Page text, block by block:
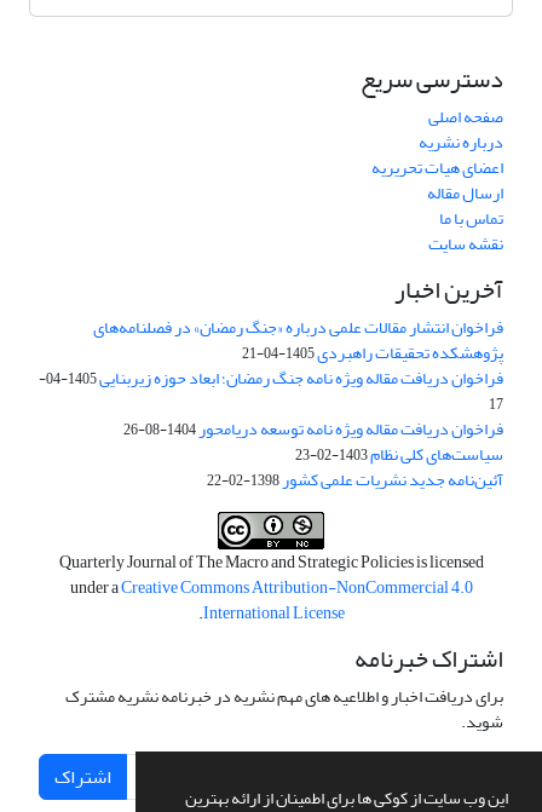
این وب سایت از کوکی ها برای اطمینان از ارائه بهترین
دسترسی سریع
صفحه اصلی
درباره نشریه
اعضای هیات تحریریه
ارسال مقاله
تماس با ما
نقشه سایت
آخرین اخبار
فراخوان انتشار مقالات علمی درباره «جنگ رمضان» در فصلنامه‌های
پژوهشکده تحقیقات راهبردی1405-04-21
فراخوان دریافت مقاله ویژه نامه جنگ رمضان؛ ابعاد حوزه زیربنایی
1405-04-
17
فراخوان دریافت مقاله ویژه نامه توسعه دریامحور1404-08-26
سیاست‌های کلی نظام1403-02-23
آئین‌نامه جدید نشریات علمی کشور1398-02-22
Quarterly Journal of The Macro and Strategic Policies is licensed
under aCreative Commons Attribution-NonCommercial 4.0
International License
.
اشتراک خبرنامه
برای دریافت اخبار و اطلاعیه های مهم نشریه در خبرنامه نشریه مشترک
شوید.
اشتراک